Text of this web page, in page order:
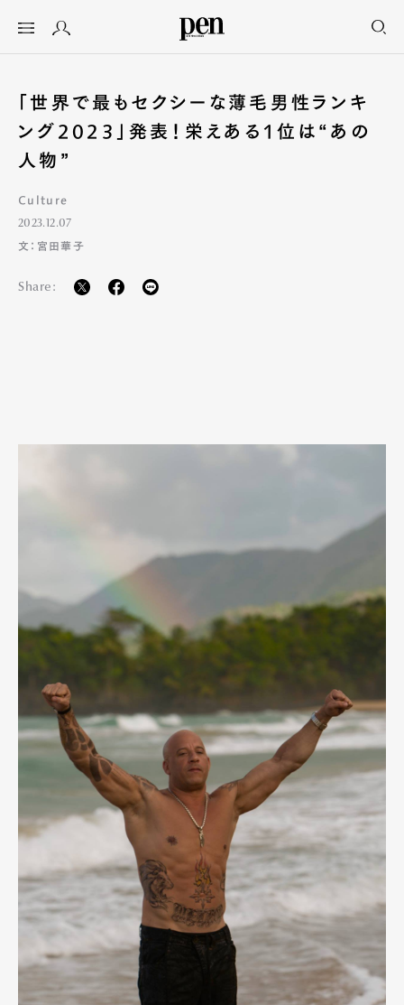
「世界で最もセクシーな薄毛男性ランキ
ング2023」発表！栄えある1位は“あの
人物”
Culture
2023.12.07
文：宮田華子
Share: